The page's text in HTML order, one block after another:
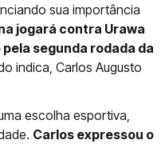
sua importância
jogará contra Urawa
segunda rodada da
indica, Carlos Augusto
escolha esportiva,
Carlos expressou o